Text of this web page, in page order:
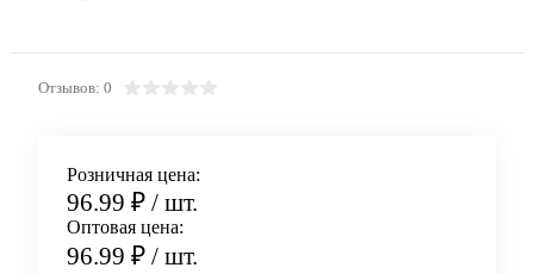
Отзывов: 0
Розничная цена:
96.99 ₽ / шт.
Оптовая цена:
96.99 ₽ / шт.